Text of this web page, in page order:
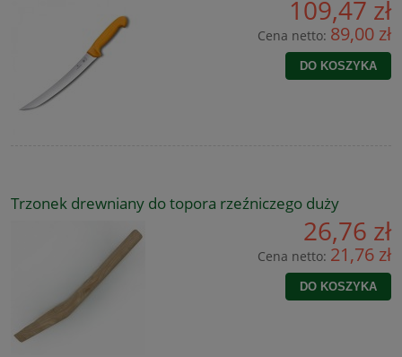
109,47 zł
Cena netto: 89,00 zł
DO KOSZYKA
Trzonek drewniany do topora rzeźniczego duży
26,76 zł
Cena netto: 21,76 zł
DO KOSZYKA